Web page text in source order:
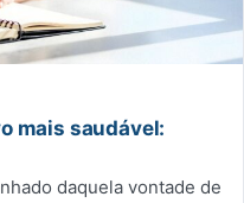
mais saudável:
daquela vontade de